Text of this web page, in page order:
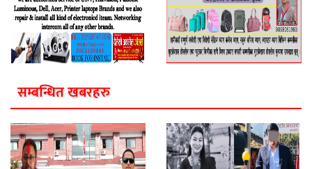
सम्बन्धित खबरहरु